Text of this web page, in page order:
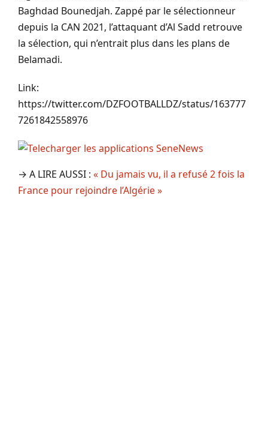
Baghdad Bounedjah. Zappé par le sélectionneur
depuis la CAN 2021, l’attaquant d’Al Sadd retrouve
la sélection, qui n’entrait plus dans les plans de
Belamadi.
Link:
https://twitter.com/DZFOOTBALLDZ/status/163777
7261842558976
→ A LIRE AUSSI : « Du jamais vu, il a refusé 2 fois la
France pour rejoindre l’Algérie »